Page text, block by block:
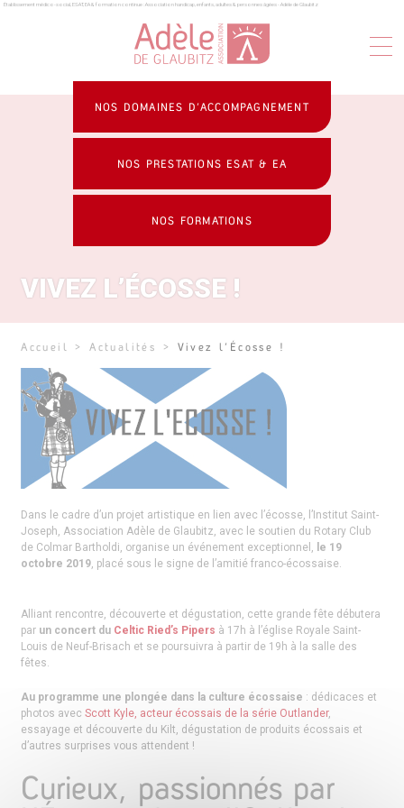
Panneau de gestion des cookies
Établissement médico-social, ESAT, EA & formation continue : Association handicap, enfants, adultes & personnes âgées - Adèle de Glaubitz
NOS DOMAINES D’ACCOMPAGNEMENT
NOS PRESTATIONS ESAT & EA
NOS FORMATIONS
VIVEZ L’ÉCOSSE !
Accueil >Actualités > Vivez l’Écosse !
Dans le cadre d’un projet artistique en lien avec l’écosse, l’Institut Saint-
Joseph, Association Adèle de Glaubitz, avec le soutien du Rotary Club
de Colmar Bartholdi, organise un événement exceptionnel, le 19
octobre 2019, placé sous le signe de l’amitié franco-écossaise.
Alliant rencontre, découverte et dégustation, cette grande fête débutera
par un concert du Celtic Ried’s Pipers à 17h à l’église Royale Saint-
Louis de Neuf-Brisach et se poursuivra à partir de 19h à la salle des
fêtes.
Au programme une plongée dans la culture écossaise : dédicaces et
photos avecScott Kyle, acteur écossais de la série Outlander,
essayage et découverte du Kilt, dégustation de produits écossais et
d’autres surprises vous attendent !
Curieux, passionnés par